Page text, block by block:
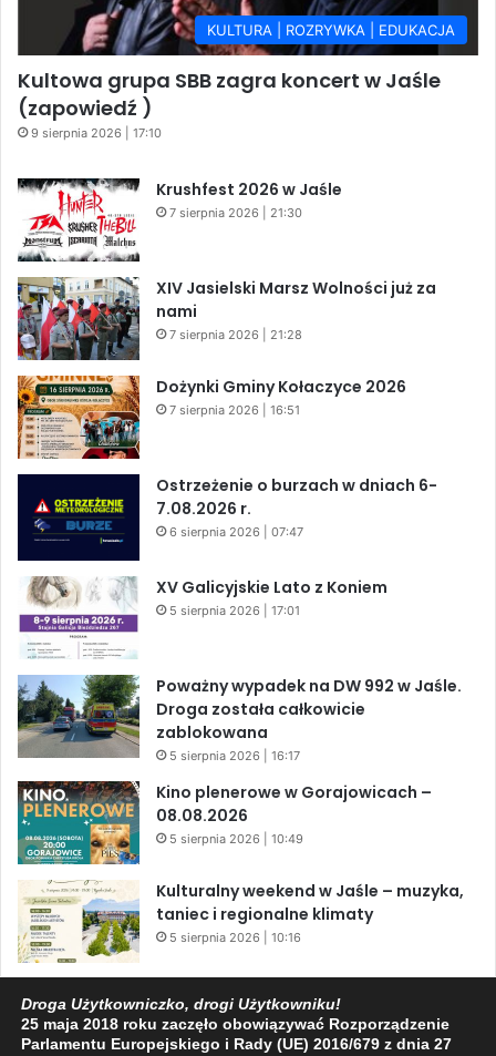
KULTURA | ROZRYWKA | EDUKACJA
Kultowa grupa SBB zagra koncert w Jaśle
(zapowiedź )
9 sierpnia 2026 | 17:10
Krushfest 2026 w Jaśle
7 sierpnia 2026 | 21:30
XIV Jasielski Marsz Wolności już za
nami
7 sierpnia 2026 | 21:28
Dożynki Gminy Kołaczyce 2026
7 sierpnia 2026 | 16:51
Ostrzeżenie o burzach w dniach 6-
7.08.2026 r.
6 sierpnia 2026 | 07:47
XV Galicyjskie Lato z Koniem
5 sierpnia 2026 | 17:01
Poważny wypadek na DW 992 w Jaśle.
Droga została całkowicie
zablokowana
5 sierpnia 2026 | 16:17
Kino plenerowe w Gorajowicach –
08.08.2026
5 sierpnia 2026 | 10:49
Kulturalny weekend w Jaśle – muzyka,
taniec i regionalne klimaty
5 sierpnia 2026 | 10:16
5 sierpnia 2026 | 10:12
Droga Użytkowniczko, drogi Użytkowniku!
25 maja 2018 roku zaczęło obowiązywać Rozporządzenie
Parlamentu Europejskiego i Rady (UE) 2016/679 z dnia 27